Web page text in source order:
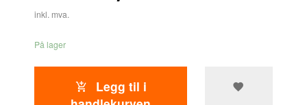
inkl. mva.
På lager
Legg til i